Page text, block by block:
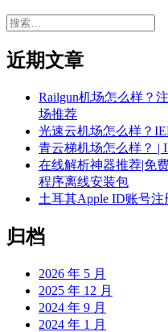
搜
近期文章
Railgun机场怎么样？
场推荐
光速云机场怎么样？
青云梯机场怎么样？ |
在线解析神器推荐|免
程序离线安装包
土耳其Apple ID账号
归档
2026 年 5 月
2025 年 12 月
2024 年 9 月
2024 年 1 月